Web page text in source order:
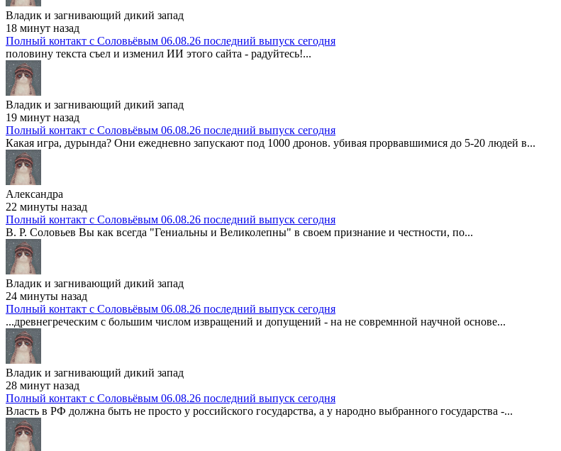
Владик и загнивающий дикий запад
18 минут назад
Полный контакт с Соловьёвым 06.08.26 последний выпуск сегодня
половину текста съел и изменил ИИ этого сайта - радуйтесь!...
Владик и загнивающий дикий запад
19 минут назад
Полный контакт с Соловьёвым 06.08.26 последний выпуск сегодня
Какая игра, дурында? Они ежедневно запускают под 1000 дронов. убивая прорвавшимися до 5-20 людей в...
Александра
22 минуты назад
Полный контакт с Соловьёвым 06.08.26 последний выпуск сегодня
В. Р. Соловьев Вы как всегда "Гениальны и Великолепны" в своем признание и честности, по...
Владик и загнивающий дикий запад
24 минуты назад
Полный контакт с Соловьёвым 06.08.26 последний выпуск сегодня
...древнегреческим с большим числом извращений и допущений - на не совремнной научной основе...
Владик и загнивающий дикий запад
28 минут назад
Полный контакт с Соловьёвым 06.08.26 последний выпуск сегодня
Власть в РФ должна быть не просто у российского государства, а у народно выбранного государства -...